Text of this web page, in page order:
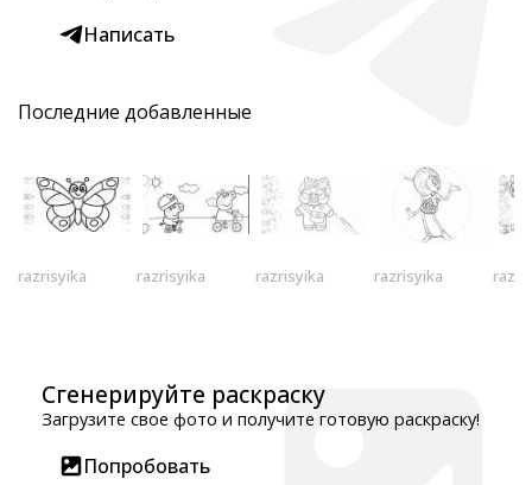
Написать
Последние добавленные
razrisyika razrisyika razrisyika razrisyika
Сгенерируйте раскраску
Загрузите свое фото и получите готовую раскраску!
Попробовать